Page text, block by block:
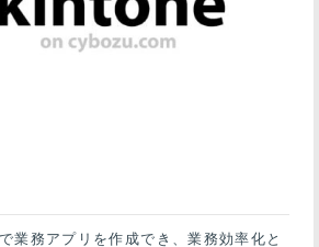
業務アプリを作成でき、業務効率化と